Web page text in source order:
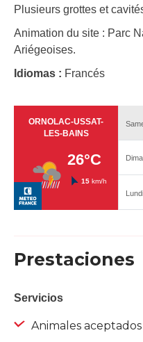
Plusieurs grottes et
Animation du site : Parc
Ariégeoises.
Idiomas : Francés
Prestaciones
Servicios
Animales aceptados